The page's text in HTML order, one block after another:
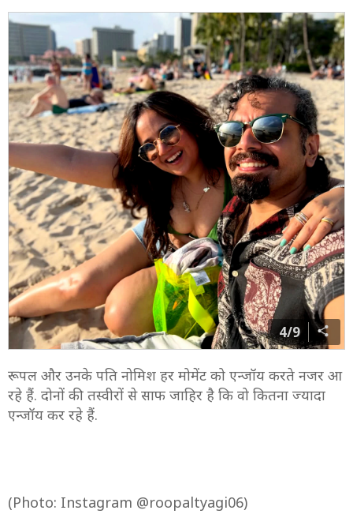
4/9
रूपल और उनके पति नोमिश हर मोमेंट को एन्जॉय करते नजर आ
रहे हैं. दोनों की तस्वीरों से साफ जाहिर है कि वो कितना ज्यादा
एन्जॉय कर रहे हैं.
(Photo: Instagram @roopaltyagi06)